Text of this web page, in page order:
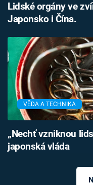
Lidské orgány ve
Japonsko i Čína.
VĚDA A TECHNIKA
„Nechť vzniknou
japonská vláda